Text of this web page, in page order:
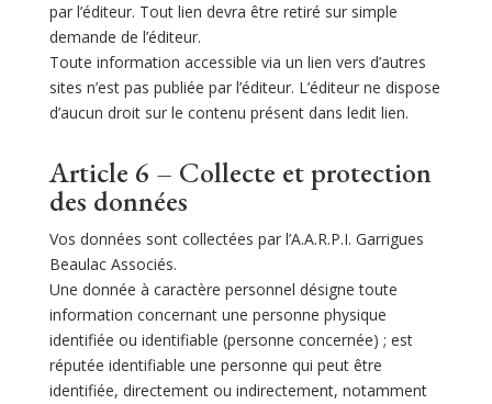
par l’éditeur. Tout lien devra être retiré sur simple
demande de l’éditeur.
Toute information accessible via un lien vers d’autres
sites n’est pas publiée par l’éditeur. L’éditeur ne dispose
d’aucun droit sur le contenu présent dans ledit lien.
Article 6 – Collecte et protection
des données
Vos données sont collectées par l’A.A.R.P.I. Garrigues
Beaulac Associés.
Une donnée à caractère personnel désigne toute
information concernant une personne physique
identifiée ou identifiable (personne concernée) ; est
réputée identifiable une personne qui peut être
identifiée, directement ou indirectement, notamment